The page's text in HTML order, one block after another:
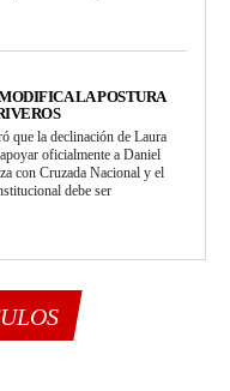
LA POSTURA
que la declinación de Laura
oficialmente a Daniel
con Cruzada Nacional y el
debe ser